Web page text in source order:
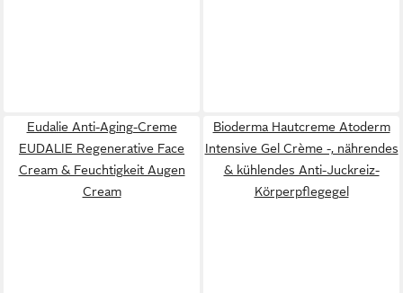
Eudalie Anti-Aging-Creme
EUDALIE Regenerative Face
Cream & Feuchtigkeit Augen
Cream
Bioderma Hautcreme Atoderm
Intensive Gel Crème -, nährendes
& kühlendes Anti-Juckreiz-
Körperpflegegel